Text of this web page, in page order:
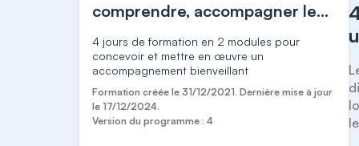
comprendre, accompagner les
parcours de vie
4 jours de formation en 2 modules pour
concevoir et mettre en œuvre un
accompagnement bienveillant
Formation créée le 31/12/2021. Dernière mise à jour
le 17/12/2024.
Version du programme : 4